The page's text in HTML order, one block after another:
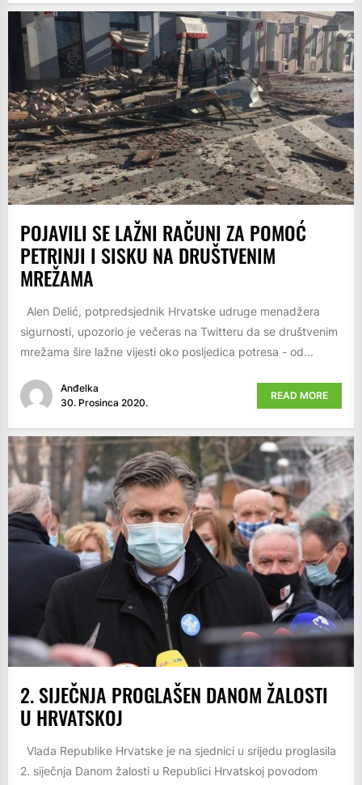
POJAVILI SE LAŽNI RAČUNI ZA POMOĆ
PETRINJI I SISKU NA DRUŠTVENIM
MREŽAMA
Alen Delić, potpredsjednik Hrvatske udruge menadžera
sigurnosti, upozorio je večeras na Twitteru da se društvenim
mrežama šire lažne vijesti oko posljedica potresa - od...
Anđelka
30. Prosinca 2020.
READ MORE
2. SIJEČNJA PROGLAŠEN DANOM ŽALOSTI
U HRVATSKOJ
Vlada Republike Hrvatske je na sjednici u srijedu proglasila
2. siječnja Danom žalosti u Republici Hrvatskoj povodom